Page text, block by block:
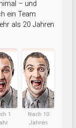
– und
ein Team
als 20 Jahren
1
Nach 10
Jahren